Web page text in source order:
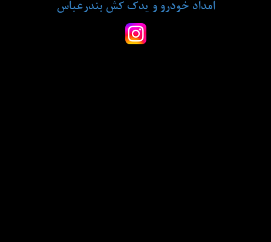
امداد خودرو و یدک کش بندرعباس